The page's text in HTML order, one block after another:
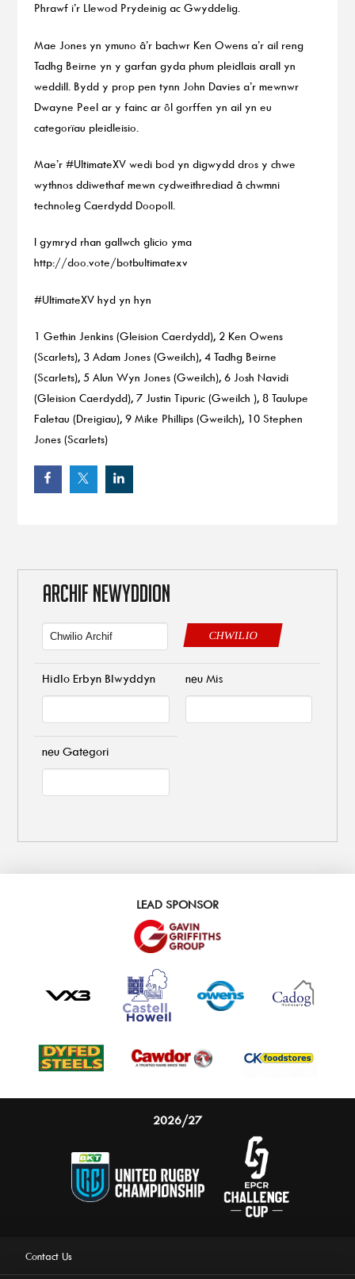
Phrawf i’r Llewod Prydeinig ac Gwyddelig.
Mae Jones yn ymuno â’r bachwr Ken Owens a’r ail reng
Tadhg Beirne yn y garfan gyda phum pleidlais arall yn
weddill. Bydd y prop pen tynn John Davies a’r mewnwr
Dwayne Peel ar y fainc ar ôl gorffen yn ail yn eu
categorïau pleidleisio.
Mae’r #UltimateXV wedi bod yn digwydd dros y chwe
wythnos ddiwethaf mewn cydweithrediad â chwmni
technoleg Caerdydd Doopoll.
I gymryd rhan gallwch glicio yma
http://doo.vote/botbultimatexv
#UltimateXV hyd yn hyn
1 Gethin Jenkins (Gleision Caerdydd), 2 Ken Owens
(Scarlets), 3 Adam Jones (Gweilch), 4 Tadhg Beirne
(Scarlets), 5 Alun Wyn Jones (Gweilch), 6 Josh Navidi
(Gleision Caerdydd), 7 Justin Tipuric (Gweilch ), 8 Taulupe
Faletau (Dreigiau), 9 Mike Phillips (Gweilch), 10 Stephen
Jones (Scarlets)
ARCHIF NEWYDDION
CHWILIO
Hidlo Erbyn Blwyddyn neu Mis
neu Gategori
LEAD SPONSOR
2026/27
Contact Us